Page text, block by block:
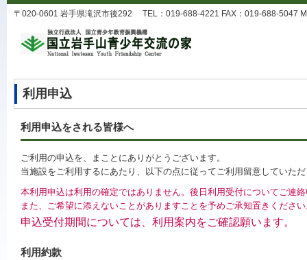
〒020-0601 岩手県滝沢市後292 TEL：019-688-4221 FAX：019-688-5047
利用申込
利用申込をされる皆様へ
ご利用の申込を、まことにありがとうございます。
当施設をご利用するにあたり、以下の点に従ってご利用留意していた
本利用申込は利用の確定ではありません。後日利用受付についてご連
また、ご希望に添えないことがありますことを予めご承知置きくださ
申込受付期間については、利用案内をご確認願います。
利用約款